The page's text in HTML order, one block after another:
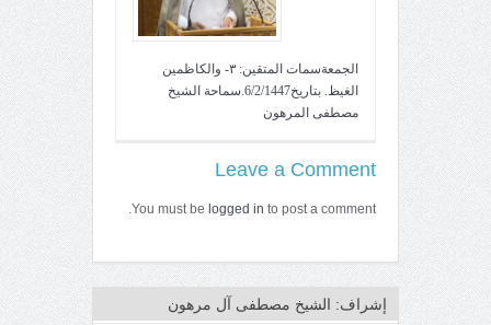
الجمعةسمات المتقين: ٣- والكاظمين
الغيظ. بتاريخ6/2/1447.سماحة الشيخ
مصطفى المرهون
Leave a Comment
You must be logged in to post a comment.
إشراف: الشيخ مصطفى آل مرهون